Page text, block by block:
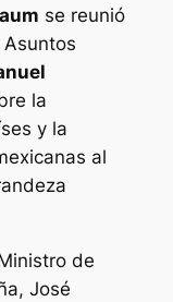
se reunió
la
y la
al
de
José